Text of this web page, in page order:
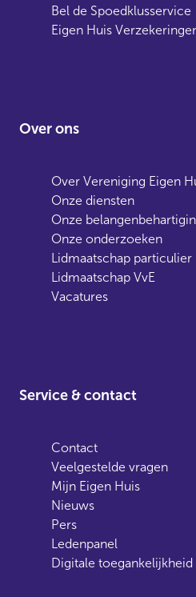
Bel de Spoedklusservice
Eigen Huis
Over ons
Over Vereniging Eigen
Onze diensten
Onze
Onze onderzoeken
Lidmaatschap particulier
Lidmaatschap VvE
Vacatures
Service & contact
Contact
Veelgestelde vragen
Mijn Eigen Huis
Nieuws
Pers
Ledenpanel
Digitale toegankelijkheid